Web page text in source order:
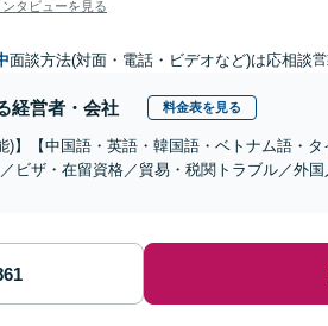
ンタビューを見る
面談方法(対面・電話・ビデオなど)は応相談
経営者・会社 料金表を見る
)】【中国語・英語・韓国語・ベトナム語・
ビザ・在留資格／貿易・税関トラブル／外